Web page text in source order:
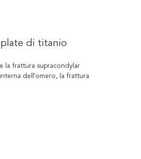
di titanio
la frattura supracondylar
dell'omero, la frattura